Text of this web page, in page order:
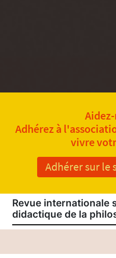
Adhérez à
vivre
Adhérer sur le
Revue internationale
didactique de la